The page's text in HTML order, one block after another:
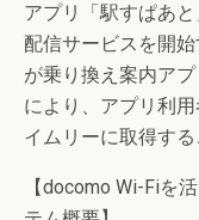
アプリ「駅すぱあ
配信サービスを開
が乗り換え案内ア
により、アプリ利
イムリーに取得する
【docomo Wi-Fiを